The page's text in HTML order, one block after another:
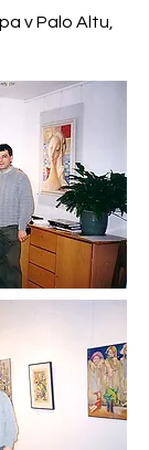
v Palo Altu,